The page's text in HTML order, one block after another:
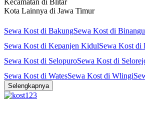
Kota Lainnya di Jawa Timur
Sewa Kost di BakungSewa Kost di
Sewa Kost di Kepanjen KidulSewa Kost di
Sewa Kost di SelopuroSewa Kost di
Sewa Kost di WatesSewa Kost di Wlingi
Selengkapnya